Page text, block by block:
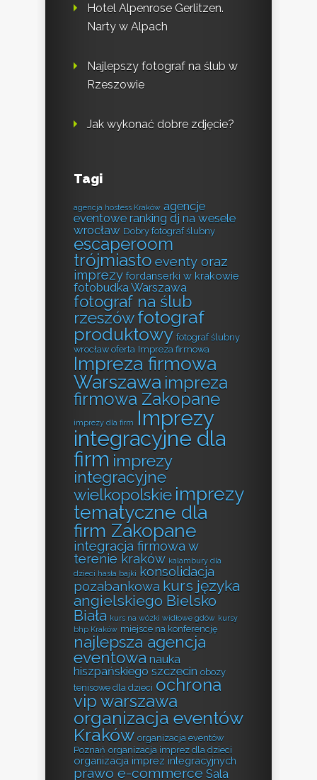
Hotel Alpenrose Gerlitzen.
Narty w Alpach
Najlepszy fotograf na ślub w
Rzeszowie
Jak wykonać dobre zdjęcie?
Tagi
agencja hostess Kraków agencje
eventowe ranking dj na wesele
wrocław Dobry fotograf ślubny
escaperoom
trójmiasto eventy oraz
imprezy fordanserki w krakowie
fotobudka Warszawa
fotograf na ślub
rzeszówfotograf
produktowy fotograf ślubny
wrocław oferta Impreza firmowa
Impreza firmowa
Warszawa impreza
firmowa Zakopane
imprezy dla firm
Imprezy
integracyjne dla
firm imprezy
integracyjne
wielkopolskie imprezy
tematyczne dla
firm Zakopane
integracja firmowa w
terenie kraków kalambury dla
dzieci hasła bajki konsolidacja
pozabankowa kurs języka
angielskiego Bielsko
Biała kurs na wózki widłowe gdów kursy
bhp Kraków miejsce na konferencję
najlepsza agencja
eventowa nauka
hiszpańskiego szczecin obozy
tenisowe dla dzieci ochrona
vip warszawa
organizacja eventów
Kraków organizacja eventów
Poznań organizacja imprez dla dzieci
organizacja imprez integracyjnych
prawo e-commerce Sala